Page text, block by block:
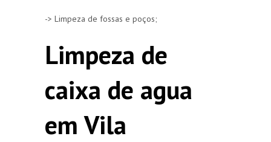
-> Limpeza de fossas e poços;
Limpeza de
caixa de agua
em Vila